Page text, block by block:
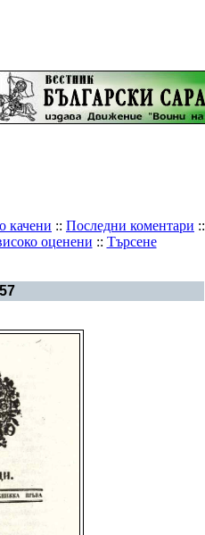
качени :: Последни коментари ::
оценени :: Търсене